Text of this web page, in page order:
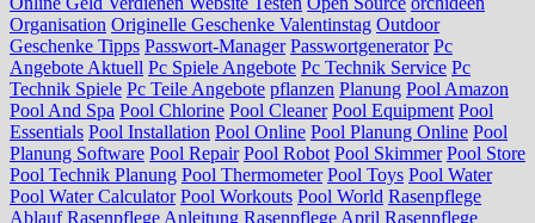
Organisation Originelle Geschenke Valentinstag Outdoor
Geschenke Tipps Passwort-Manager Passwortgenerator Pc
Angebote Aktuell Pc Spiele Angebote Pc Technik Service Pc
Technik Spiele Pc Teile Angebote pflanzen Planung Pool Amazon
Pool And Spa Pool Chlorine Pool Cleaner Pool Equipment Pool
Essentials Pool Installation Pool Online Pool Planung Online Pool
Planung Software Pool Repair Pool Robot Pool Skimmer Pool Store
Pool Technik Planung Pool Thermometer Pool Toys Pool Water
Pool Water Calculator Pool Workouts Pool World Rasenpflege
Ablauf Rasenpflege Anleitung Rasenpflege April Rasenpflege